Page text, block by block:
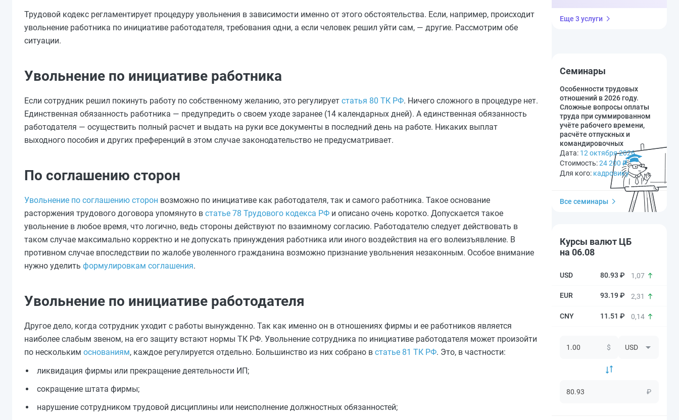
Трудовой кодекс регламентирует процедуру увольнения в зависимости именно от этого обстоятельства. Если, например, происходит
увольнение работника по инициативе работодателя, требования одни, а если человек решил уйти сам, — другие. Рассмотрим обе
ситуации.
Увольнение по инициативе работника
Если сотрудник решил покинуть работу по собственному желанию, это регулирует статья 80 ТК РФ. Ничего сложного в процедуре нет.
Единственная обязанность работника — предупредить о своем уходе заранее (14 календарных дней). А единственная обязанность
работодателя — осуществить полный расчет и выдать на руки все документы в последний день на работе. Никаких выплат
выходного пособия и других преференций в этом случае законодательство не предусматривает.
По соглашению сторон
Увольнение по соглашению сторон возможно по инициативе как работодателя, так и самого работника. Такое основание
расторжения трудового договора упомянуто в статье 78 Трудового кодекса РФ и описано очень коротко. Допускается такое
увольнение в любое время, что логично, ведь стороны действуют по взаимному согласию. Работодателю следует действовать в
таком случае максимально корректно и не допускать принуждения работника или иного воздействия на его волеизъявление. В
противном случае впоследствии по жалобе уволенного гражданина возможно признание увольнения незаконным. Особое внимание
нужно уделить формулировкам соглашения.
Увольнение по инициативе работодателя
Другое дело, когда сотрудник уходит с работы вынужденно. Так как именно он в отношениях фирмы и ее работников является
наиболее слабым звеном, на его защиту встают нормы ТК РФ. Увольнение сотрудника по инициативе работодателя может произойти
по нескольким основаниям, каждое регулируется отдельно. Большинство из них собрано в статье 81 ТК РФ. Это, в частности:
ликвидация фирмы или прекращение деятельности ИП;
сокращение штата фирмы;
нарушение сотрудником трудовой дисциплины или неисполнение должностных обязанностей;
Еще 3 услуги
Семинары
Особенности трудовых
отношений в 2026 году.
Сложные вопросы оплаты
труда при суммированном
учёте рабочего времени,
расчёте отпускных и
командировочных
Дата: 12 октября 2026
Стоимость:24 200 ₽
Для кого: кадровику
Все семинары
Курсы валют ЦБ
на 06.08
80.93 ₽ 1,07
93.19 ₽ 2,31
11.51 ₽ 0,14
$
₽